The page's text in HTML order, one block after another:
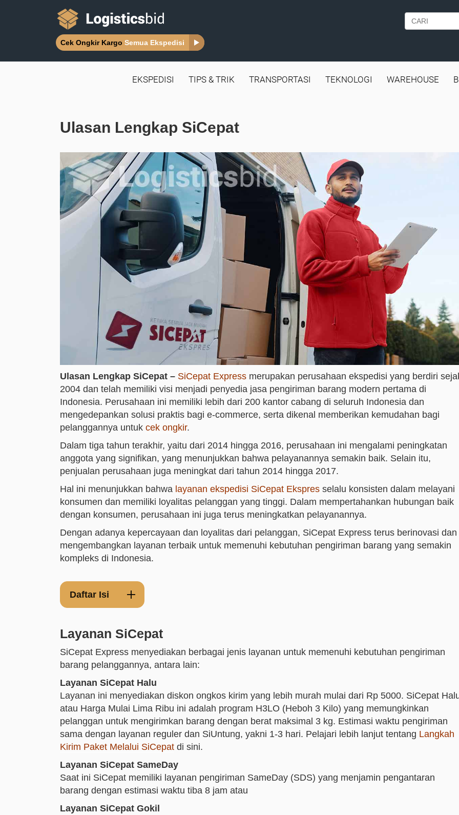
Cek Ongkir Kargo Semua Ekspedisi
EKSPEDISI TIPS & TRIK TRANSPORTASI TEKNOLOGI WAREHOUSE
Ulasan Lengkap SiCepat
Ulasan Lengkap SiCepat – SiCepat Express merupakan perusahaan ekspedisi yang berdiri
2004 dan telah memiliki visi menjadi penyedia jasa pengiriman barang modern pertama di
Indonesia. Perusahaan ini memiliki lebih dari 200 kantor cabang di seluruh Indonesia dan
mengedepankan solusi praktis bagi e-commerce, serta dikenal memberikan kemudahan bagi
pelanggannya untuk cek ongkir.
Dalam tiga tahun terakhir, yaitu dari 2014 hingga 2016, perusahaan ini mengalami peningkatan
anggota yang signifikan, yang menunjukkan bahwa pelayanannya semakin baik. Selain itu,
penjualan perusahaan juga meningkat dari tahun 2014 hingga 2017.
Hal ini menunjukkan bahwa layanan ekspedisi SiCepat Ekspres selalu konsisten dalam melayani
konsumen dan memiliki loyalitas pelanggan yang tinggi. Dalam mempertahankan hubungan baik
dengan konsumen, perusahaan ini juga terus meningkatkan pelayanannya.
Dengan adanya kepercayaan dan loyalitas dari pelanggan, SiCepat Express terus berinovasi dan
mengembangkan layanan terbaik untuk memenuhi kebutuhan pengiriman barang yang semakin
kompleks di Indonesia.
Daftar Isi
Layanan SiCepat
SiCepat Express menyediakan berbagai jenis layanan untuk memenuhi kebutuhan pengiriman
barang pelanggannya, antara lain:
Layanan SiCepat Halu
Layanan ini menyediakan diskon ongkos kirim yang lebih murah mulai dari Rp 5000. SiCepat
atau Harga Mulai Lima Ribu ini adalah program H3LO (Heboh 3 Kilo) yang memungkinkan
pelanggan untuk mengirimkan barang dengan berat maksimal 3 kg. Estimasi waktu pengiriman
sama dengan layanan reguler dan SiUntung, yakni 1-3 hari. Pelajari lebih lanjut tentang Langkah
Kirim Paket Melalui SiCepat di sini.
Layanan SiCepat SameDay
Saat ini SiCepat memiliki layanan pengiriman SameDay (SDS) yang menjamin pengantaran
barang dengan estimasi waktu tiba 8 jam atau
Layanan SiCepat Gokil